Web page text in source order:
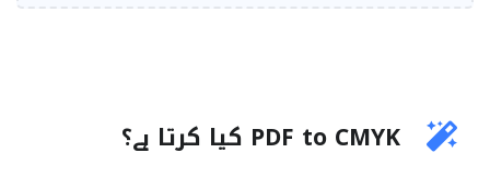
PDF to CMYK کیا کرتا ہے؟